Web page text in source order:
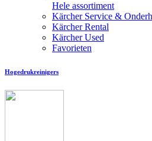
Hele assortiment
Kärcher Service &
Kärcher Rental
Kärcher Used
Favorieten
Hogedrukreinigers